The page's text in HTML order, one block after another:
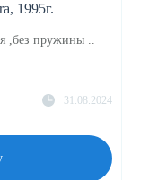
1995г.
,без пружины ..
31.08.2024